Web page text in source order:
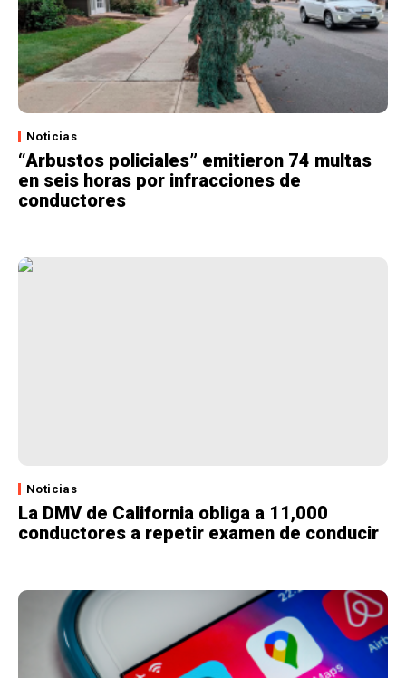
Noticias
“Arbustos policiales” emitieron 74 multas
en seis horas por infracciones de
conductores
Noticias
La DMV de California obliga a 11,000
conductores a repetir examen de conducir